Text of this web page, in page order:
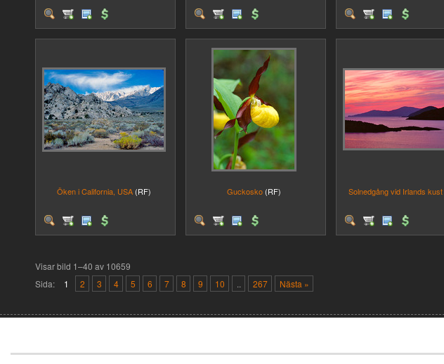
Öken i California, USA (RF) Guckosko (RF) Solnedgång vid Irlands kust
Visar bild 1–40 av 10659
Sida:
1 2 3 4 5 6 7 8 9 10 .. 267 Nästa »